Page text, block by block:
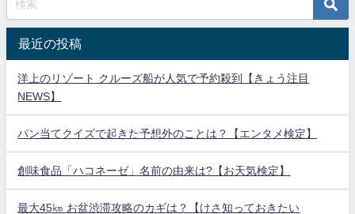
最近の投稿
洋上のリゾート クルーズ船が人気で予約殺到【きょう注目
NEWS】
パン当てクイズで起きた予想外のことは？【エンタメ検定】
創味食品「ハコネーゼ」名前の由来は?【お天気検定】
最大45㎞ お盆渋滞攻略のカギは？【けさ知っておきたい